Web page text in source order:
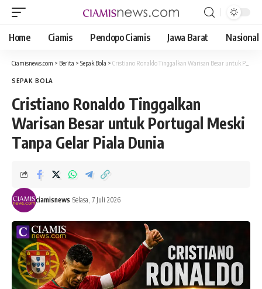
Home Ciamis Pendopo Ciamis Jawa Barat Nasional
Ciamisnews.com > Berita > Sepak Bola > Cristiano Ronaldo Tinggalkan Warisan Besar untuk Portugal Meski Tanpa Gelar Piala Dunia
SEPAK BOLA
Cristiano Ronaldo Tinggalkan
Warisan Besar untuk Portugal Meski
Tanpa Gelar Piala Dunia
ciamisnews Selasa, 7 Juli 2026